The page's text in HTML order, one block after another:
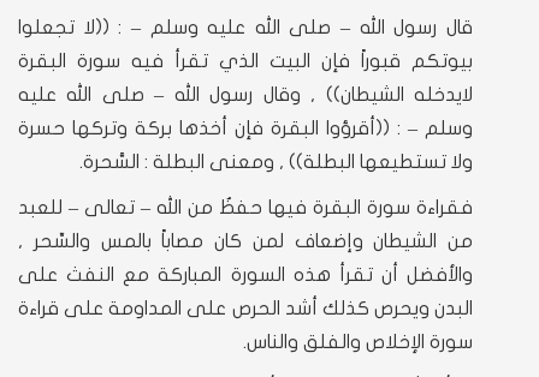
قال رسول الله – صلى الله عليه وسلم – : ((لا تجعلوا
بيوتكم قبوراً فإن البيت الذي تقرأ فيه سورة البقرة
لايدخله الشيطان)) , وقال رسول الله – صلى الله عليه
وسلم – : ((أقرؤوا البقرة فإن أخذها بركة وتركها حسرة
ولا تستطيعها البطلة)) , ومعنى البطلة : السَّحرة.
فقراءة سورة البقرة فيها حفظٌ من الله – تعالى – للعبد
من الشيطان وإضعاف لمن كان مصاباً بالمس والسِّحر ,
والأفضل أن تقرأ هذه السورة المباركة مع النفث على
البدن ويحرص كذلك أشد الحرص على المداومة على قراءة
سورة الإخلاص والفلق والناس.